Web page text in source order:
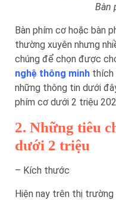
Bàn
Bàn phím cơ hoặc bàn
thường xuyên nhưng
chúng để chọn được
nghệ thông minh thích
những thông tin dưới
phím cơ dưới 2 triệu
2. Những tiêu
dưới 2 triệu
– Kích thước
Hiện nay trên thị trường